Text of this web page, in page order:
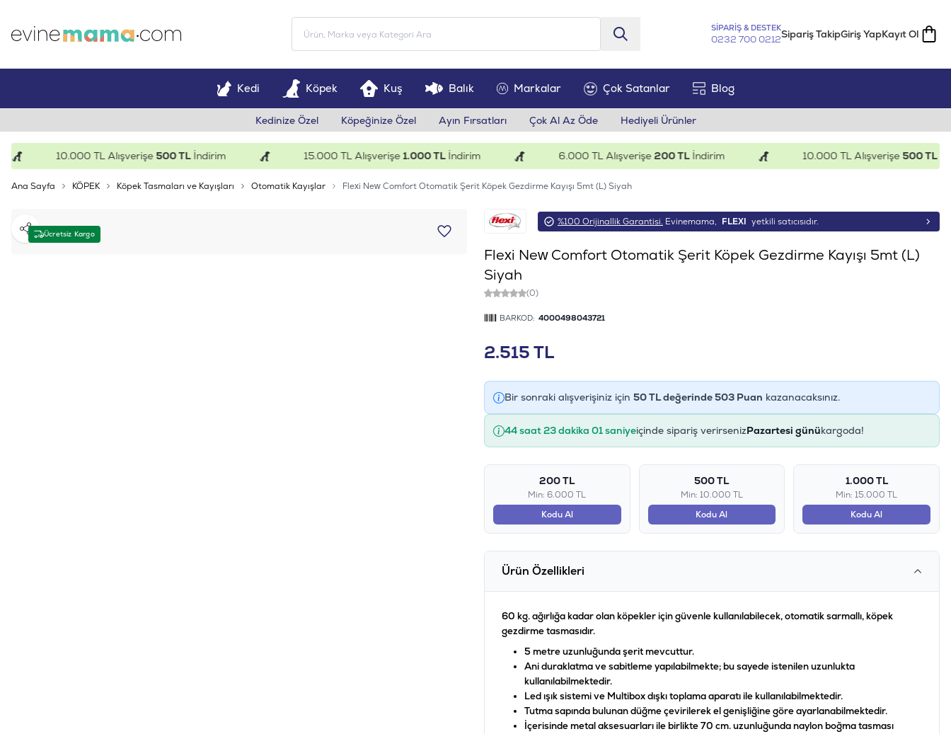
SİPARİŞ & DESTEK
0232 700 0212Sipariş TakipGiriş YapKayıt Ol
Kedi Köpek Kuş Balık Markalar Çok Satanlar Blog
Kedinize Özel Köpeğinize Özel Ayın Fırsatları Çok Al Az Öde Hediyeli Ürünler
10.000 TL Alışverişe500 TLİndirim 15.000 TL Alışverişe1.000 TLİndirim 6.000 TL Alışverişe200 TLİndirim 10.000 TL Alışverişe500 TLİndirim
Ana Sayfa KÖPEK Köpek Tasmaları ve Kayışları Otomatik Kayışlar Flexi New Comfort Otomatik Şerit Köpek Gezdirme Kayışı 5mt (L) Siyah
Ücretsiz Kargo
Paylaş
%100 Orijinallik Garantisi. Evinemama, FLEXI yetkili satıcısıdır.
Flexi New Comfort Otomatik Şerit Köpek Gezdirme Kayışı 5mt (L)
Siyah
(0)
BARKOD: 4000498043721
2.515TL
Bir sonraki alışverişiniz için 50TL değerinde503Puan kazanacaksınız.
44 saat 23 dakika 01 saniyeiçinde sipariş verirsenizPazartesi günükargoda!
200 TL
Min: 6.000 TL
Kodu Al
500 TL
Min: 10.000 TL
Kodu Al
1.000 TL
Min: 15.000 TL
Kodu Al
Ürün Özellikleri
60 kg. ağırlığa kadar olan köpekler için güvenle kullanılabilecek, otomatik sarmallı, köpek
gezdirme tasmasıdır.
5 metre uzunluğunda şerit mevcuttur.
Ani duraklatma ve sabitleme yapılabilmekte; bu sayede istenilen uzunlukta
kullanılabilmektedir.
Led ışık sistemi ve Multibox dışkı toplama aparatı ile kullanılabilmektedir.
Tutma sapında bulunan düğme çevirilerek el genişliğine göre ayarlanabilmektedir.
İçerisinde metal aksesuarları ile birlikte 70 cm. uzunluğunda naylon boğma tasması